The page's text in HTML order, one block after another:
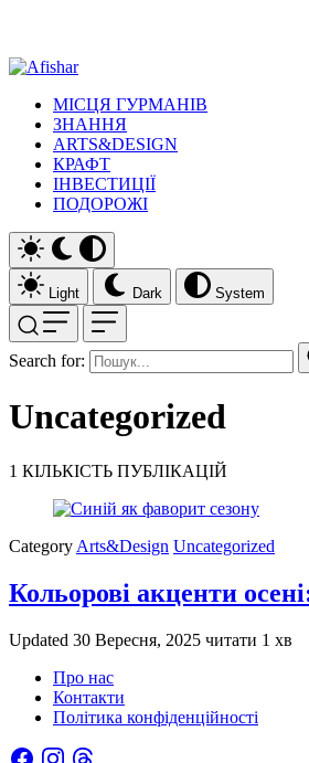
МІСЦЯ ГУРМАНІВ
ЗНАННЯ
ARTS&DESIGN
КРАФТ
ІНВЕСТИЦІЇ
ПОДОРОЖІ
Light Dark System
Search for:
Uncategorized
1 КІЛЬКІСТЬ ПУБЛІКАЦІЙ
Category Arts&Design Uncategorized
Кольорові акценти
Updated 30 Вересня, 2025 читати 1 хв
Про нас
Контакти
Політика конфіденційності